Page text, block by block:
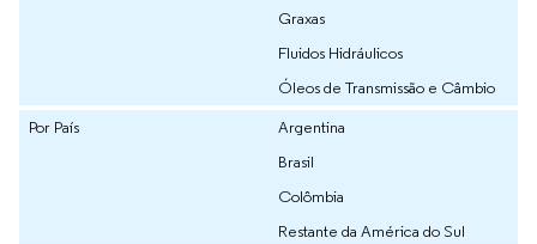
Graxas
Fluidos Hidráulicos
Óleos de Transmissão e Câmbio
Por País
Argentina
Brasil
Colômbia
Restante da América do Sul